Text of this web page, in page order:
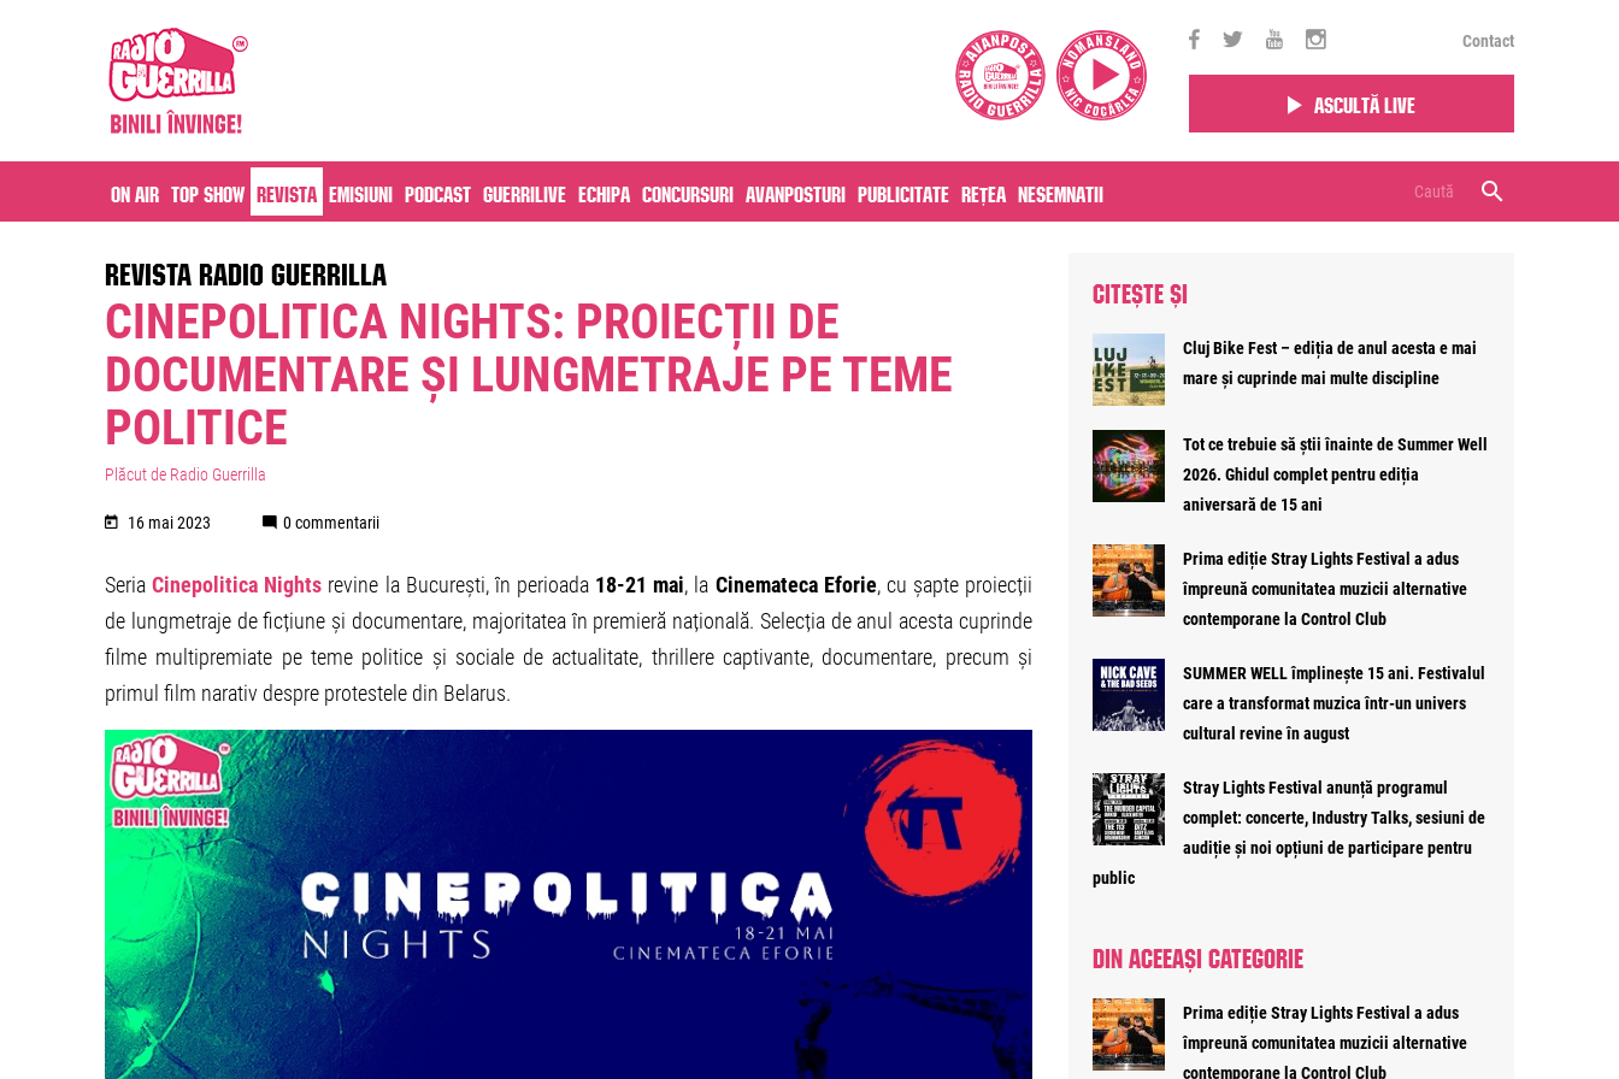
Contact
Ascultă live
On air Top Show Revista Emisiuni Podcast Guerrilive Echipa Concursuri Avanposturi Publicitate Rețea Nesemnatii
REVISTA RADIO GUERRILLA
CINEPOLITICA NIGHTS: PROIECȚII DE
DOCUMENTARE ȘI LUNGMETRAJE PE TEME
POLITICE
Plăcut de Radio Guerrilla
16 mai 2023 0 commentarii
SeriaCinepolitica Nights revine la București, în perioada 18-21 mai, la Cinemateca Eforie, cu șapte proiecții
de lungmetraje de ficțiune și documentare, majoritatea în premieră națională. Selecția de anul acesta cuprinde
filme multipremiate pe teme politice și sociale de actualitate, thrillere captivante, documentare, precum și
primul film narativ despre protestele din Belarus.
CITEȘTE ȘI
Cluj Bike Fest – ediția de anul acesta e mai
mare și cuprinde mai multe discipline
Tot ce trebuie să știi înainte de Summer Well
2026. Ghidul complet pentru ediția
aniversară de 15 ani
Prima ediție Stray Lights Festival a adus
împreună comunitatea muzicii alternative
contemporane la Control Club
SUMMER WELL împlinește 15 ani. Festivalul
care a transformat muzica într-un univers
cultural revine în august
Stray Lights Festival anunță programul
complet: concerte, Industry Talks, sesiuni de
audiție și noi opțiuni de participare pentru
public
DIN ACEEAȘI CATEGORIE
Prima ediție Stray Lights Festival a adus
împreună comunitatea muzicii alternative
contemporane la Control Club